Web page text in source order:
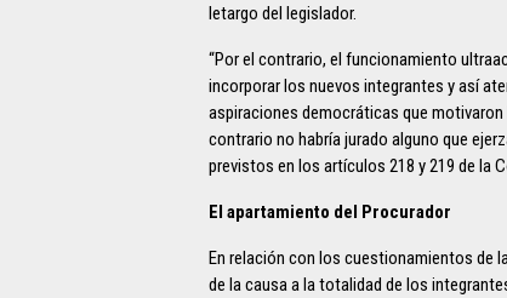
letargo del legislador.
“Por el contrario, el funcionamiento
incorporar los nuevos integrantes y así
aspiraciones democráticas que
contrario no habría jurado alguno que
previstos en los artículos 218 y 219 de la
El apartamiento del Procurador
En relación con los cuestionamientos de
de la causa a la totalidad de los